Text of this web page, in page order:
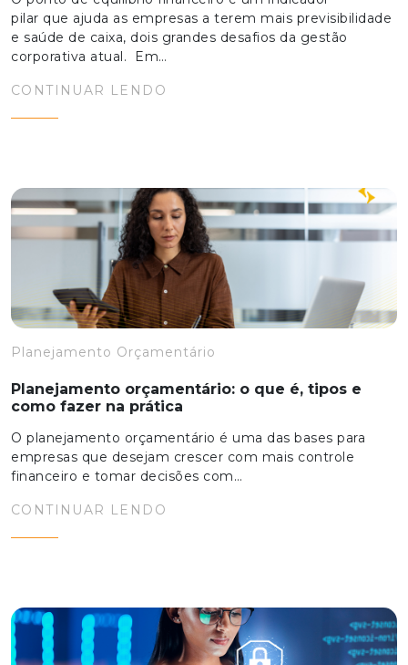
pilar que ajuda as empresas a terem mais previsibilidade
e saúde de caixa, dois grandes desafios da gestão
corporativa atual. Em…
CONTINUAR LENDO
Planejamento Orçamentário
Planejamento orçamentário: o que é, tipos e
como fazer na prática
O planejamento orçamentário é uma das bases para
empresas que desejam crescer com mais controle
financeiro e tomar decisões com…
CONTINUAR LENDO